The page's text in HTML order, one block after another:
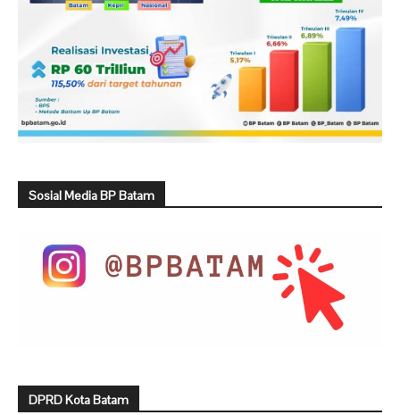
Sosial Media BP Batam
DPRD Kota Batam